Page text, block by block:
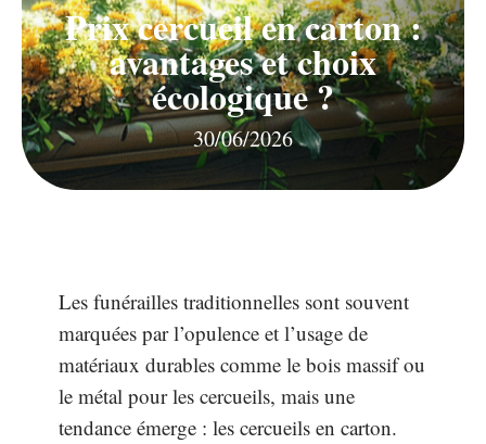
Prix cercueil en carton :
avantages et choix
écologique ?
30/06/2026
Les funérailles traditionnelles sont souvent
marquées par l’opulence et l’usage de
matériaux durables comme le bois massif ou
le métal pour les cercueils, mais une
tendance émerge : les cercueils en carton.